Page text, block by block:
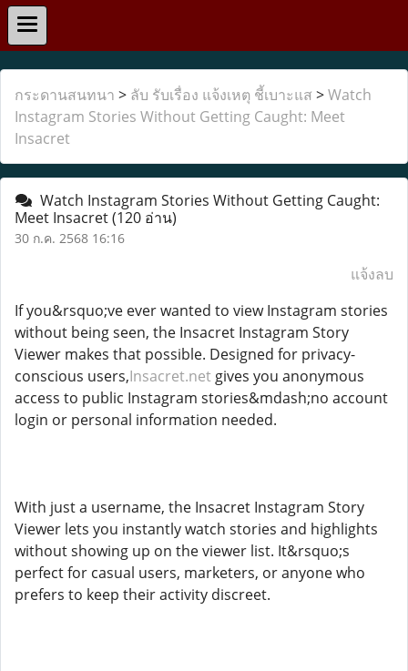
กระดานสนทนา > ลับ รับเรื่อง แจ้งเหตุ ชี้เบาะแส >Watch
Instagram Stories Without Getting Caught: Meet
Insacret
Watch Instagram Stories Without Getting Caught:
Meet Insacret(120 อ่าน)
30 ก.ค. 2568 16:16
แจ้งลบ
If you&rsquo;ve ever wanted to view Instagram stories
without being seen, the Insacret Instagram Story
Viewer makes that possible. Designed for privacy-
conscious users,Insacret.net gives you anonymous
access to public Instagram stories&mdash;no account
login or personal information needed.
With just a username, the Insacret Instagram Story
Viewer lets you instantly watch stories and highlights
without showing up on the viewer list. It&rsquo;s
perfect for casual users, marketers, or anyone who
prefers to keep their activity discreet.